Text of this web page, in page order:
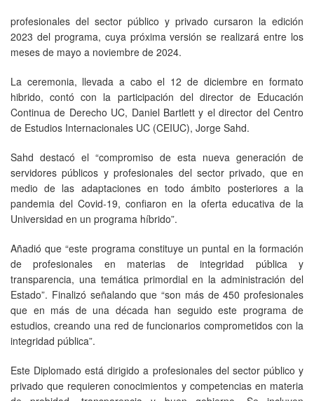
profesionales del sector público y privado cursaron la edición
2023 del programa, cuya próxima versión se realizará entre los
meses de mayo a noviembre de 2024.
La ceremonia, llevada a cabo el 12 de diciembre en formato
hibrido, contó con la participación del director de Educación
Continua de Derecho UC, Daniel Bartlett y el director del Centro
de Estudios Internacionales UC (CEIUC), Jorge Sahd.
Sahd destacó el “compromiso de esta nueva generación de
servidores públicos y profesionales del sector privado, que en
medio de las adaptaciones en todo ámbito posteriores a la
pandemia del Covid-19, confiaron en la oferta educativa de la
Universidad en un programa híbrido”.
Añadió que “este programa constituye un puntal en la formación
de profesionales en materias de integridad pública y
transparencia, una temática primordial en la administración del
Estado”. Finalizó señalando que “son más de 450 profesionales
que en más de una década han seguido este programa de
estudios, creando una red de funcionarios comprometidos con la
integridad pública”.
Este Diplomado está dirigido a profesionales del sector público y
privado que requieren conocimientos y competencias en materia